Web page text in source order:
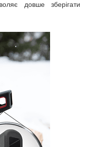
довше зберігати